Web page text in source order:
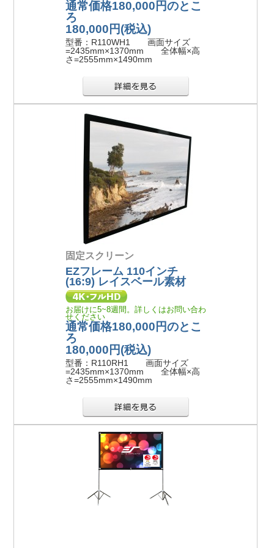
通常価格180,000円のとこ
ろ
180,000円(税込)
型番：R110WH1 画面サイズ
=2435mm×1370mm 全体幅×高
さ=2555mm×1490mm
固定スクリーン
EZフレーム 110インチ
(16:9) レイスベール素材
お届けに5~8週間。詳しくはお問い合わ
せください
通常価格180,000円のとこ
ろ
180,000円(税込)
型番：R110RH1 画面サイズ
=2435mm×1370mm 全体幅×高
さ=2555mm×1490mm